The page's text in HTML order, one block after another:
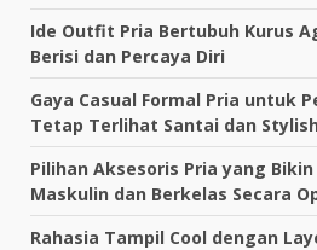
Ide Outfit Pria Bertubuh Kurus
Berisi dan Percaya Diri
Gaya Casual Formal Pria untuk
Tetap Terlihat Santai dan Stylish
Pilihan Aksesoris Pria yang
Maskulin dan Berkelas Secara
Rahasia Tampil Cool dengan